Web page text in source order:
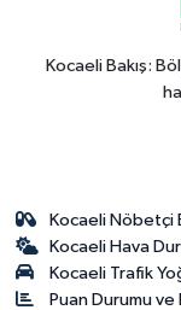
Kocaeli Bakış:
Kocaeli Nöbetçi
Kocaeli Hava
Kocaeli Trafik
Puan Durumu ve